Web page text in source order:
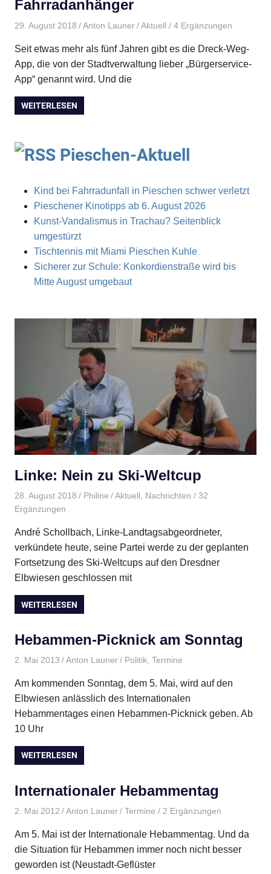
Fahrradanhänger
29. August 2018 Anton Launer Aktuell / 4 Ergänzungen
Seit etwas mehr als fünf Jahren gibt es die Dreck-Weg-
App, die von der Stadtverwaltung lieber „Bürgerservice-
App“ genannt wird. Und die
WEITERLESEN
Pieschen-Aktuell
Kind bei Fahrradunfall in Pieschen schwer verletzt
Pieschener Kinotipps ab 6. August 2026
Kunst-Vandalismus in Trachau? Seitenblick
umgestürzt
Tischtennis mit Miami Pieschen Kuhle
Sicherer zur Schule: Konkordienstraße wird bis
Mitte August umgebaut
Linke: Nein zu Ski-Weltcup
28. August 2018 Philine Aktuell, Nachrichten / 32
Ergänzungen
André Schollbach, Linke-Landtagsabgeordneter,
verkündete heute, seine Partei werde zu der geplanten
Fortsetzung des Ski-Weltcups auf den Dresdner
Elbwiesen geschlossen mit
WEITERLESEN
Hebammen-Picknick am Sonntag
2. Mai 2013 Anton Launer Politik, Termine
Am kommenden Sonntag, dem 5. Mai, wird auf den
Elbwiesen anlässlich des Internationalen
Hebammentages einen Hebammen-Picknick geben. Ab
10 Uhr
WEITERLESEN
Internationaler Hebammentag
2. Mai 2012 Anton Launer Termine / 2 Ergänzungen
Am 5. Mai ist der Internationale Hebammentag. Und da
die Situation für Hebammen immer noch nicht besser
geworden ist (Neustadt-Geflüster